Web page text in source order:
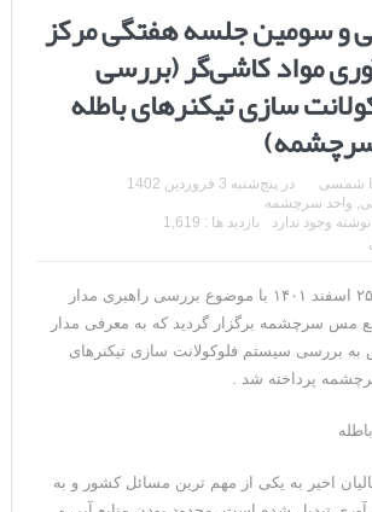
و سومین جلسه هفتگی مرکز
مواد کاشی‌گر (بررسی
سازی تیکنرهای باطله
شمسی در پنج‌شنبه 3 فروردین 1402
, واحد سرچشمه
وجود ندارد
بازدید ها : 1,619
در این جلسه مورخ ۲۵ اسفند ۱۴۰۱ با موضوع بررسی راهبری مدار
مس سرچشمه برگزار گردید که به معرفی مدار
به بررسی سیستم فلوکولانت سازی تیکنرهای
پرداخته شد .
اخیر به یکی از مهم ترین مسائل کشور و به